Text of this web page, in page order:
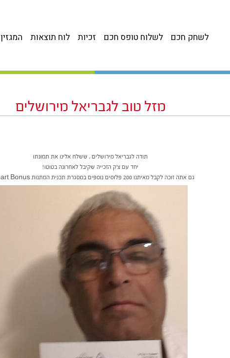
המגזין לוח תוצאות זכיות לשלוח טופס חכם לשחק חכם
מזל טוב לגבריאל מירושלים
תודה לגבריאל מירושלים , ששלח אלינו את תמונתו
יחד עם צ’ק הזכייה שקיבל לאחרונה בטוטו!
גם אתה זוכה לקבל מאיתנו 200 פלוסים נוספים במסגרת תכנית המתנות Smart Bonus !